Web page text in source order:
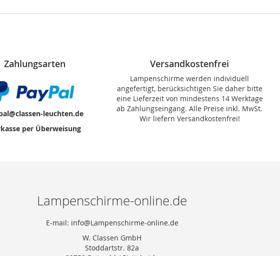
Zahlungsarten
leuchten.de
per Überweisung
Versandkostenfrei
Lampenschirme werden individuell
angefertigt, berücksichtigen Sie daher bitte
eine Lieferzeit von mindestens 14 Werktage
ab Zahlungseingang. Alle Preise inkl. MwSt.
Wir liefern Versandkostenfrei!
Lampenschirme-online.de
E-mail: info@Lampenschirme-online.de
W. Classen GmbH
Stoddartstr. 82a